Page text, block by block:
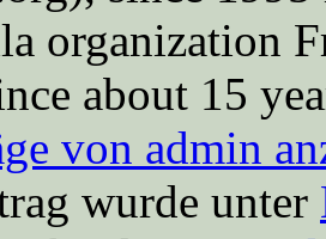
organization
about 15
von admin
wurde unter